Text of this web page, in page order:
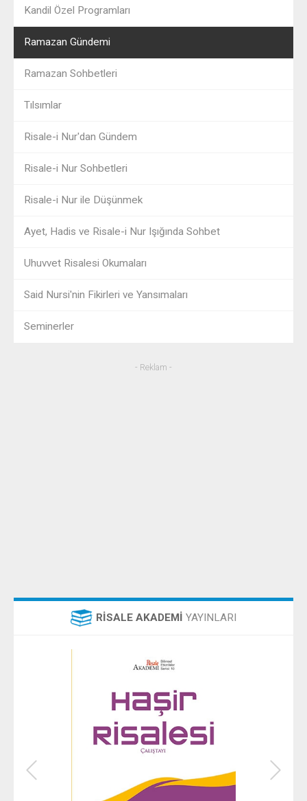
Kandil Özel Programları
Ramazan Gündemi
Ramazan Sohbetleri
Tılsımlar
Risale-i Nur'dan Gündem
Risale-i Nur Sohbetleri
Risale-i Nur ile Düşünmek
Ayet, Hadis ve Risale-i Nur Işığında Sohbet
Uhuvvet Risalesi Okumaları
Said Nursi'nin Fikirleri ve Yansımaları
Seminerler
- Reklam -
RİSALE AKADEMİ YAYINLARI